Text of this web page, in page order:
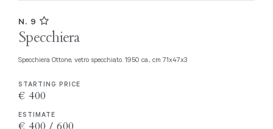
N. 9
Specchiera
Specchiera Ottone, vetro specchiato. 1950 ca., cm 71x47x3
STARTING PRICE
€ 400
ESTIMATE